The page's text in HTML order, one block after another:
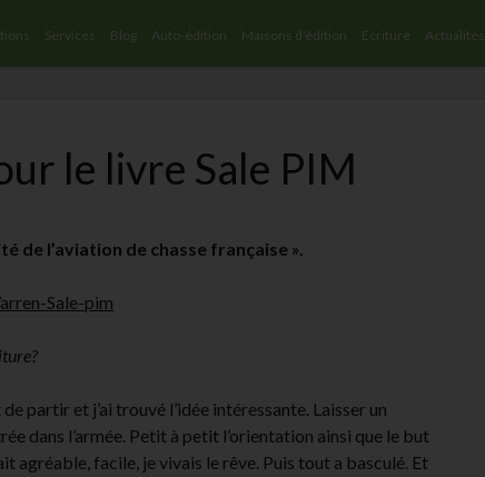
Services Blog Auto-édition Maisons d’édition Ecriture Actualités
le livre Sale PIM
de l’aviation de chasse française ».
Sale-pim
partir et j’ai trouvé l’idée intéressante. Laisser un
dans l’armée. Petit à petit l’orientation ainsi que le but
agréable, facile, je vivais le rêve. Puis tout a basculé. Et